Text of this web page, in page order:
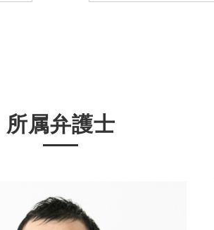
所属弁護士